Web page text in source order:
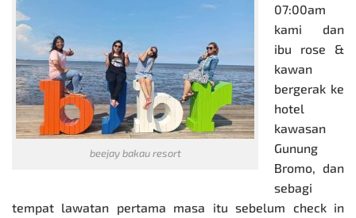
beejay bakau resort
07:00am
kami dan
ibu rose &
kawan
bergerak ke
hotel
kawasan
Gunung
Bromo, dan
sebagi
tempat lawatan pertama masa itu sebelum check in